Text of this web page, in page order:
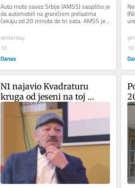
Auto moto savez Srbije (AMSS) saopštio je
da automobili na graničnim prelazima
čekaju od 20 minuta do tri sata. AMSS je
naveo da automobili na...
yesterday
10
Danas
10
N1 najavio Kvadraturu
kruga od jeseni na toj
televiziji, RTS tvrdi da je
emisija zaštićena